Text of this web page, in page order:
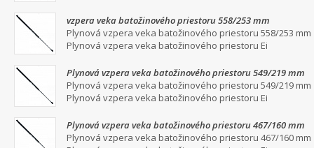
vzpera veka batožinového priestoru 558/253 mm
Plynová vzpera veka batožinového priestoru 558/253 mm
Plynová vzpera veka batožinového priestoru Ei
Plynová vzpera veka batožinového priestoru 549/219 mm
Plynová vzpera veka batožinového priestoru 549/219 mm
Plynová vzpera veka batožinového priestoru Ei
Plynová vzpera veka batožinového priestoru 467/160 mm
Plynová vzpera veka batožinového priestoru 467/160 mm